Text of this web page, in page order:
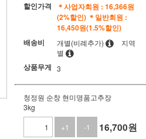
할인가격
＊사업자회원 : 16,366원
(2%할인) ＊일반회원 :
16,450원(1.5%할인)
배송비
개별(비례추가)
지역
별
상품무게 3
청정원 순창 현미명품고추장
3kg
+1
-1 16,700원